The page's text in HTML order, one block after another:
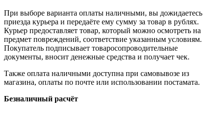
При выборе варианта оплаты наличными, вы дожидаетесь
приезда курьера и передаёте ему сумму за товар в рублях.
Курьер предоставляет товар, который можно осмотреть на
предмет повреждений, соответствие указанным условиям.
Покупатель подписывает товаросопроводительные
документы, вносит денежные средства и получает чек.
Также оплата наличными доступна при самовывозе из
магазина, оплаты по почте или использовании постамата.
Безналичный расчёт